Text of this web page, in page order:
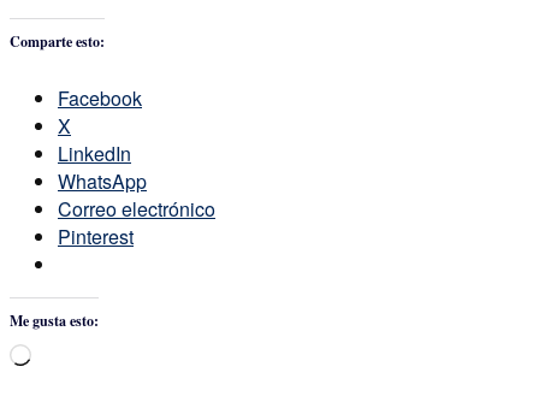
Comparte esto:
Facebook
X
LinkedIn
WhatsApp
Correo electrónico
Pinterest
Me gusta esto:
Cargando...